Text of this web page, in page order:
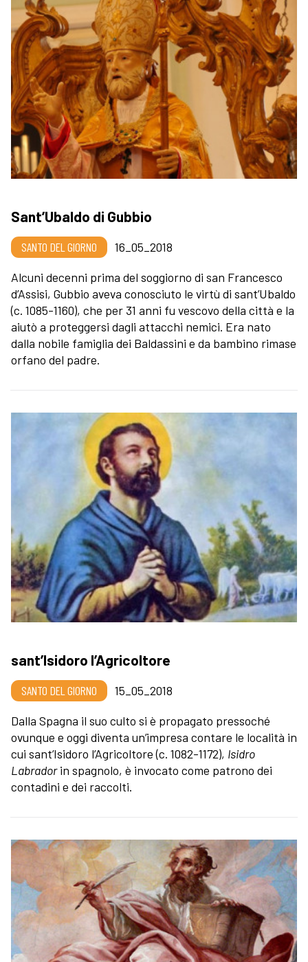
Sant’Ubaldo di Gubbio
SANTO DEL GIORNO
16_05_2018
Alcuni decenni prima del soggiorno di san Francesco
d’Assisi, Gubbio aveva conosciuto le virtù di sant’Ubaldo
(c. 1085-1160), che per 31 anni fu vescovo della città e la
aiutò a proteggersi dagli attacchi nemici. Era nato
dalla nobile famiglia dei Baldassini e da bambino rimase
orfano del padre.
sant’Isidoro l’Agricoltore
SANTO DEL GIORNO
15_05_2018
Dalla Spagna il suo culto si è propagato pressoché
ovunque e oggi diventa un’impresa contare le località in
cui sant’Isidoro l’Agricoltore (c. 1082-1172), Isidro
Labradorin spagnolo, è invocato come patrono dei
contadini e dei raccolti.